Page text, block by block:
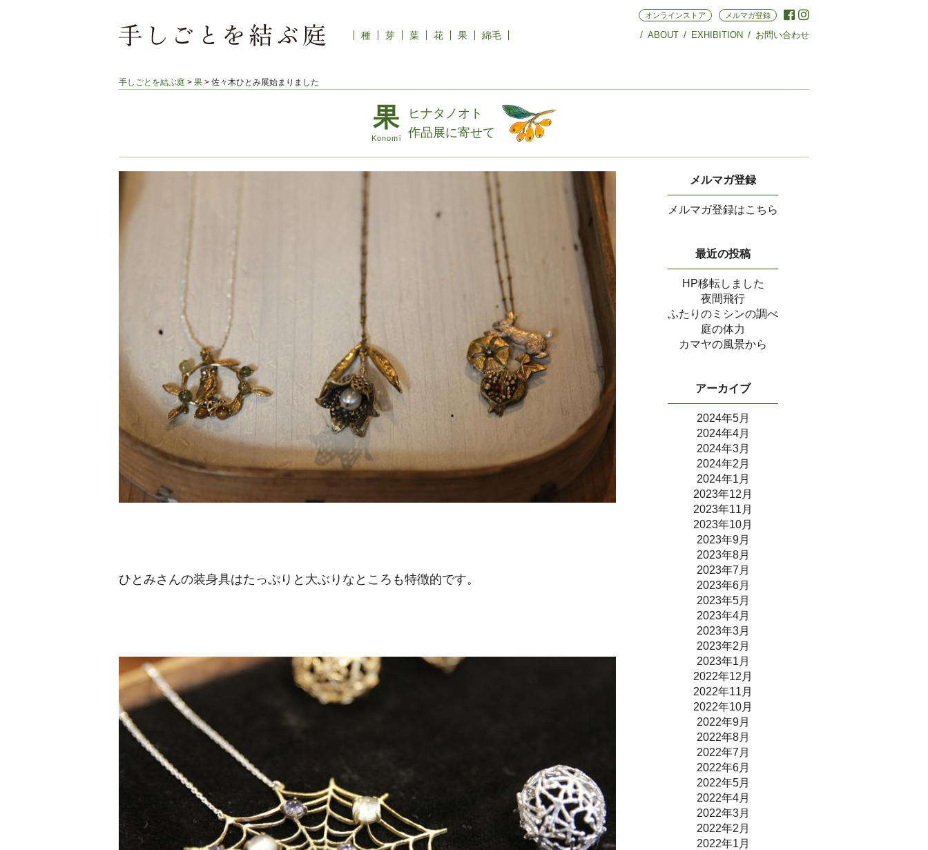
種 芽 葉 花 果 綿毛 ABOUT EXHIBITION お問い合わせ
オンラインストア メルマガ登録
手しごとを結ぶ庭 > 果 > 佐々木ひとみ展始まりました
ヒナタノオト
作品展に寄せて
ひとみさんの装身具はたっぷりと大ぶりなところも特徴的です。
メルマガ登録
メルマガ登録はこちら
最近の投稿
HP移転しました
夜間飛行
ふたりのミシンの調べ
庭の体力
カマヤの風景から
アーカイブ
2024年5月
2024年4月
2024年3月
2024年2月
2024年1月
2023年12月
2023年11月
2023年10月
2023年9月
2023年8月
2023年7月
2023年6月
2023年5月
2023年4月
2023年3月
2023年2月
2023年1月
2022年12月
2022年11月
2022年10月
2022年9月
2022年8月
2022年7月
2022年6月
2022年5月
2022年4月
2022年3月
2022年2月
2022年1月